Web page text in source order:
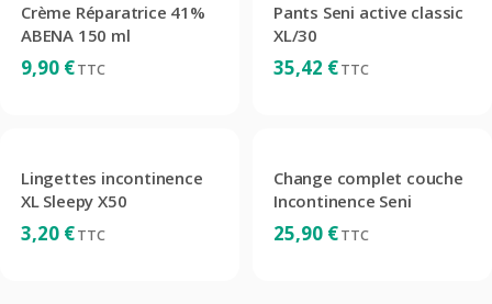
Crème Réparatrice 41%
ABENA 150 ml
9,90 €TTC
Pants Seni active classic
XL/30
35,42 €TTC
Lingettes incontinence
XL Sleepy X50
3,20 €TTC
Change complet couche
Incontinence Seni
25,90 €TTC